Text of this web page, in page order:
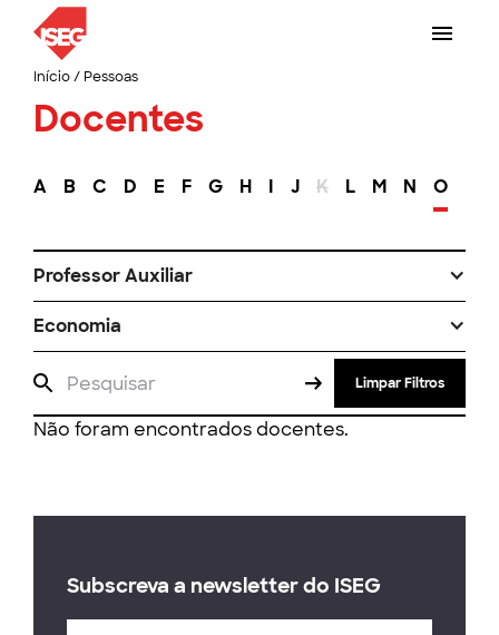
Início/ Pessoas
Docentes
A B C D E F G H I J K L M N O
Professor Auxiliar
Economia
Limpar Filtros
Não foram encontrados docentes.
Subscreva a newsletter do ISEG